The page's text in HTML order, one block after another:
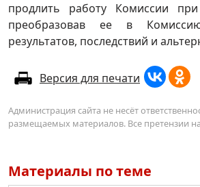
продлить работу Комиссии
преобразовав ее в
результатов, последствий и
Версия для печати
Администрация сайта не несёт
размещаемых материалов. Все претензии
Материалы по теме